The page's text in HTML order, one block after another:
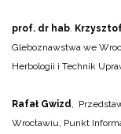
prof. dr hab
Gleboznawstwa we
Herbologii i Technik
Rafał Gwizd ,
Wrocławiu, Punkt